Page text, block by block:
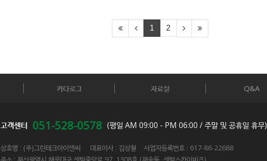
1 2
카다로그 자료실 Q&A
고객센터 051-528-0578 (평일 AM 09:00 - PM 06:00 / 주말 및 공휴일 휴무)
상호명 : (주)그린테크아이앤씨 대표이사 : 김상철 사업자등록번호 : 617-86-22688